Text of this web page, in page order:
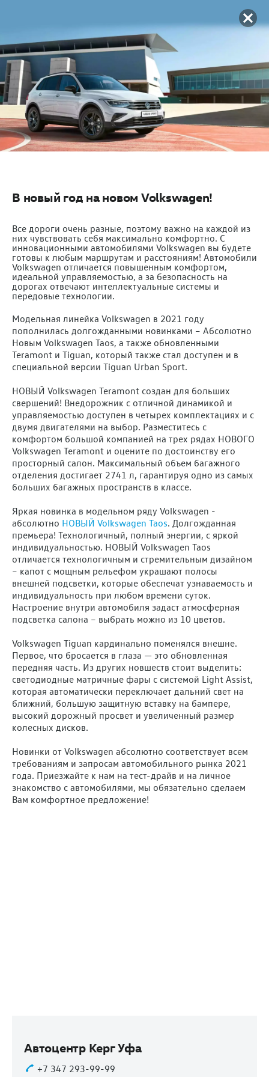
В новый год на новом Volkswagen!
Все дороги очень разные, поэтому важно на каждой из
них чувствовать себя максимально комфортно. C
инновационными автомобилями Volkswagen вы будете
готовы к любым маршрутам и расстояниям! Автомобили
Volkswagen отличается повышенным комфортом,
идеальной управляемостью, а за безопасность на
дорогах отвечают интеллектуальные системы и
передовые технологии.
Модельная линейка Volkswagen в 2021 году
пополнилась долгожданными новинками – Абсолютно
Новым Volkswagen Taos, а также обновленными
Teramont и Tiguan, который также стал доступен и в
специальной версии Tiguan Urban Sport.
НОВЫЙ Volkswagen Teramont создан для больших
свершений! Внедорожник с отличной динамикой и
управляемостью доступен в четырех комплектациях и с
двумя двигателями на выбор. Разместитесь с
комфортом большой компанией на трех рядах НОВОГО
Volkswagen Teramont и оцените по достоинству его
просторный салон. Максимальный объем багажного
отделения достигает 2741 л, гарантируя одно из самых
больших багажных пространств в классе.
Яркая новинка в модельном ряду Volkswagen -
абсолютно НОВЫЙ Volkswagen Taos. Долгожданная
премьера! Технологичный, полный энергии, с яркой
индивидуальностью. НОВЫЙ Volkswagen Taos
отличается технологичным и стремительным дизайном
– капот с мощным рельефом украшают полосы
внешней подсветки, которые обеспечат узнаваемость и
индивидуальность при любом времени суток.
Настроение внутри автомобиля задаст атмосферная
подсветка салона – выбрать можно из 10 цветов.
Volkswagen Tiguan кардинально поменялся внешне.
Первое, что бросается в глаза — это обновленная
передняя часть. Из других новшеств стоит выделить:
светодиодные матричные фары с системой Light Assist,
которая автоматически переключает дальний свет на
ближний, большую защитную вставку на бампере,
высокий дорожный просвет и увеличенный размер
колесных дисков.
Новинки от Volkswagen абсолютно соответствует всем
требованиям и запросам автомобильного рынка 2021
года. Приезжайте к нам на тест-драйв и на личное
знакомство с автомобилями, мы обязательно сделаем
Вам комфортное предложение!
Автоцентр Керг Уфа
+7 347 293-99-99